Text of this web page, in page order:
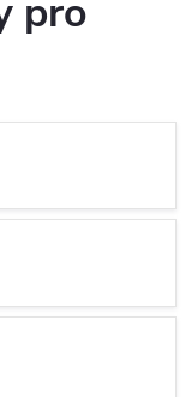
pro